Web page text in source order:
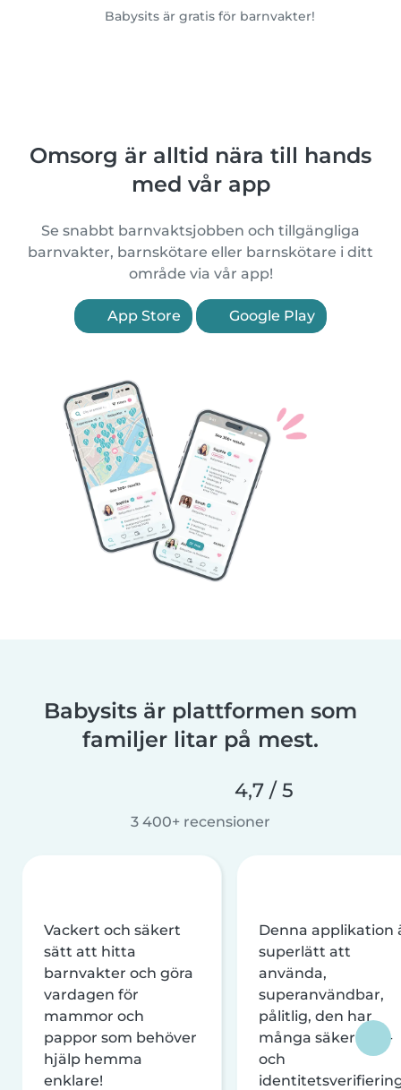
Babysits är gratis för barnvakter!
Omsorg är alltid nära till hands
med vår app
Se snabbt barnvaktsjobben och tillgängliga
barnvakter, barnskötare eller barnskötare i ditt
område via vår app!
App Store Google Play
Babysits är plattformen som
familjer litar på mest.
4,7 / 5
3 400+ recensioner
Vackert och säkert
sätt att hitta
barnvakter och göra
vardagen för
mammor och
pappor som behöver
hjälp hemma
enklare!
Denna applikation
superlätt att
använda,
superanvändbar,
pålitlig, den har
många säkerhets-
och